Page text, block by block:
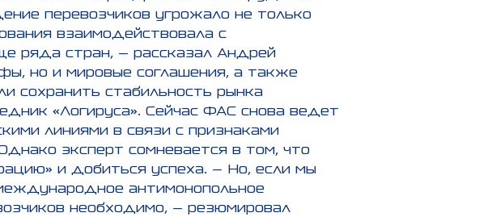
перевозчиков угрожало не только
взаимодействовала с
ряда стран, – рассказал Андрей
но и мировые соглашения, а также
сохранить стабильность рынка
«Логируса». Сейчас ФАС снова ведет
линиями в связи с признаками
эксперт сомневается в том, что
и добиться успеха. – Но, если мы
антимонопольное
необходимо, – резюмировал